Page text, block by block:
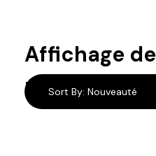
Affichage de
résultats
Sort By: Nouveauté